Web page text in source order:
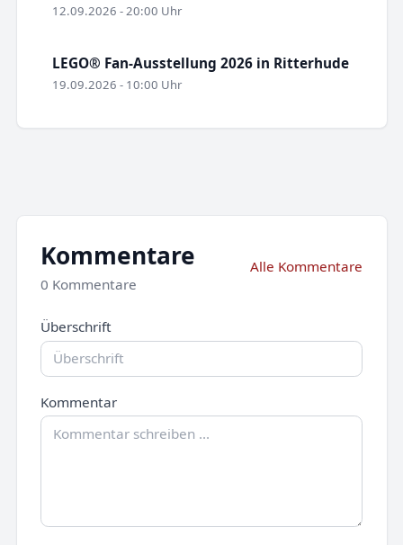
12.09.2026 - 20:00 Uhr
LEGO® Fan-Ausstellung 2026 in Ritterhude
19.09.2026 - 10:00 Uhr
Kommentare
0 Kommentare
Alle Kommentare
Überschrift
Kommentar